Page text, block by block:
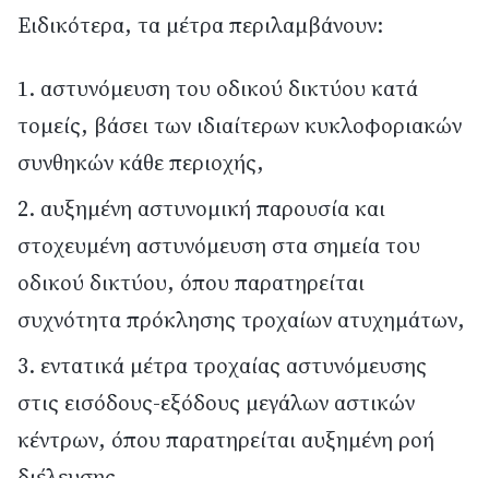
Ειδικότερα, τα μέτρα περιλαμβάνουν:
αστυνόμευση του οδικού δικτύου κατά
τομείς, βάσει των ιδιαίτερων κυκλοφοριακών
συνθηκών κάθε περιοχής,
αυξημένη αστυνομική παρουσία και
στοχευμένη αστυνόμευση στα σημεία του
οδικού δικτύου, όπου παρατηρείται
συχνότητα πρόκλησης τροχαίων ατυχημάτων,
εντατικά μέτρα τροχαίας αστυνόμευσης
στις εισόδους-εξόδους μεγάλων αστικών
κέντρων, όπου παρατηρείται αυξημένη ροή